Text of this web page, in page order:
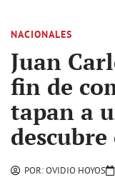
NACIONALES
Juan
fin de
tapan a
POR:OVIDIO HOYOS